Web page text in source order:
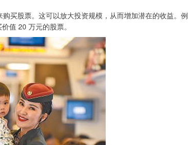
买股票。这可以放大投资规模，从而增加潜在的收益。例
值 20 万元的股票。